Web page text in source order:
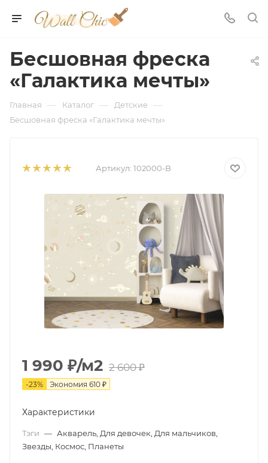
Бесшовная фреска
«Галактика мечты»
Главная — Каталог — Детские —
Бесшовная фреска «Галактика мечты»
Артикул: 102000-B
1 990 ₽/м2 2 600₽
-23% Экономия 610 ₽
Характеристики
Тэги — Акварель, Для девочек, Для мальчиков,
Звезды, Космос, Планеты